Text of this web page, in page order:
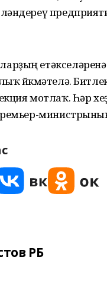
етәкселәренә
йөкмәтелә.
мотлаҡ. Һәр
РБ